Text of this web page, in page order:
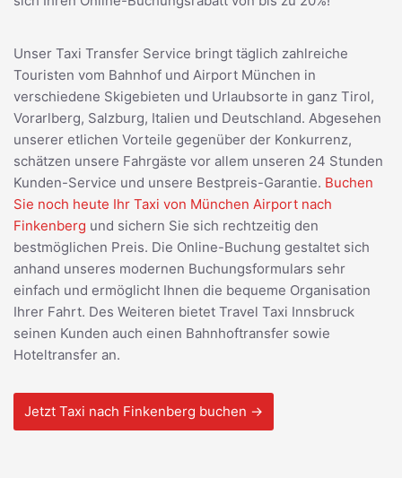
Unser Taxi Transfer Service bringt täglich zahlreiche
Touristen vom Bahnhof und Airport München in
verschiedene Skigebieten und Urlaubsorte in ganz Tirol,
Vorarlberg, Salzburg, Italien und Deutschland. Abgesehen
unserer etlichen Vorteile gegenüber der Konkurrenz,
schätzen unsere Fahrgäste vor allem unseren 24 Stunden
Kunden-Service und unsere Bestpreis-Garantie. Buchen
Sie noch heute Ihr Taxi von München Airport nach
Finkenberg und sichern Sie sich rechtzeitig den
bestmöglichen Preis. Die Online-Buchung gestaltet sich
anhand unseres modernen Buchungsformulars sehr
einfach und ermöglicht Ihnen die bequeme Organisation
Ihrer Fahrt. Des Weiteren bietet Travel Taxi Innsbruck
seinen Kunden auch einen Bahnhoftransfer sowie
Hoteltransfer an.
Jetzt Taxi nach Finkenberg buchen →